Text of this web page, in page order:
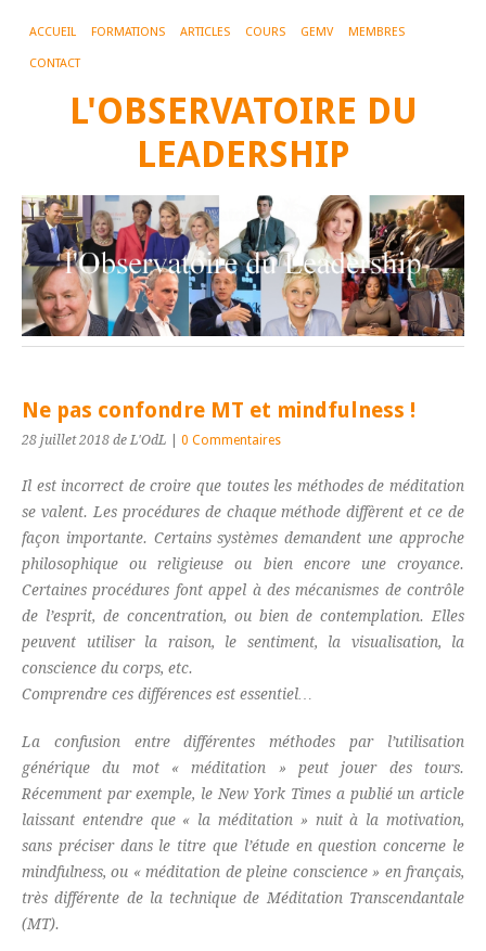
ACCUEIL FORMATIONS ARTICLES COURS GEMV MEMBRES
CONTACT
L'OBSERVATOIRE DU
LEADERSHIP
Ne pas confondre MT et mindfulness !
28 juillet 2018 de L'OdL 0 Commentaires
Il est incorrect de croire que toutes les méthodes de méditation
se valent. Les procédures de chaque méthode diffèrent et ce de
façon importante. Certains systèmes demandent une approche
philosophique ou religieuse ou bien encore une croyance.
Certaines procédures font appel à des mécanismes de contrôle
de l’esprit, de concentration, ou bien de contemplation. Elles
peuvent utiliser la raison, le sentiment, la visualisation, la
conscience du corps, etc.
Comprendre ces différences est essentiel…
La confusion entre différentes méthodes par l’utilisation
générique du mot « méditation » peut jouer des tours.
Récemment par exemple, le New York Times a publié un article
laissant entendre que « la méditation » nuit à la motivation,
sans préciser dans le titre que l’étude en question concerne le
mindfulness, ou « méditation de pleine conscience » en français,
très différente de la technique de Méditation Transcendantale
(MT).